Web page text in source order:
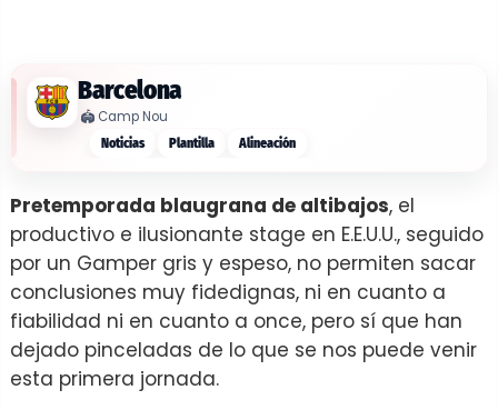
Barcelona
🏟️ Camp Nou
Noticias Plantilla Alineación
Pretemporada blaugrana de altibajos, el
productivo e ilusionante stage en E.E.U.U., seguido
por un Gamper gris y espeso, no permiten sacar
conclusiones muy fidedignas, ni en cuanto a
fiabilidad ni en cuanto a once, pero sí que han
dejado pinceladas de lo que se nos puede venir
esta primera jornada.